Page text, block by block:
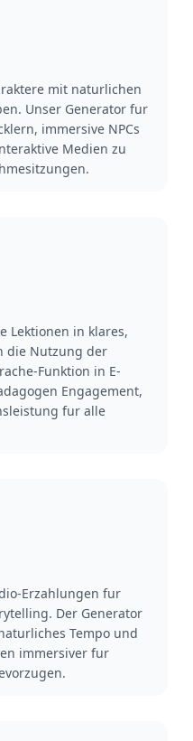
mit naturlichen
Unser Generator fur
immersive NPCs
Medien zu
Lektionen in klares,
die Nutzung der
Funktion in E-
Engagement,
fur alle
Erzahlungen fur
Der Generator
Tempo und
immersiver fur